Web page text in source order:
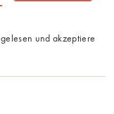
gelesen und akzeptiere